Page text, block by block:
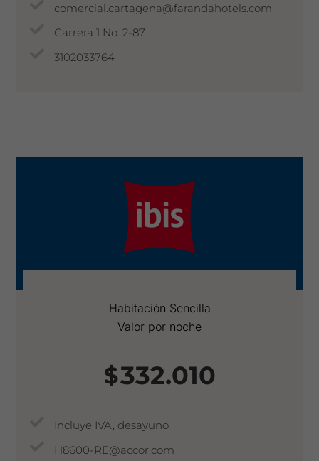
comercial.cartagena@farandahotels.com
Carrera 1 No. 2-87
3102033764
Habitación Sencilla
Valor por noche
$332.010
Incluye IVA, desayuno
H8600-RE@accor.com